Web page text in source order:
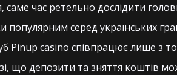
саме час ретельно дослідити
популярним серед українських
Pinup casino співпрацює лише з
що депозити та зняття коштів